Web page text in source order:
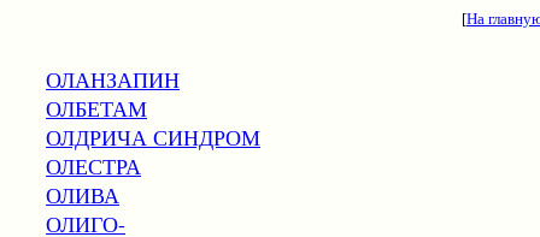
[На
ОЛАНЗАПИН
ОЛБЕТАМ
ОЛДРИЧА СИНДРОМ
ОЛЕСТРА
ОЛИВА
ОЛИГО-